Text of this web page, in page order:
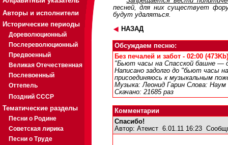
Авторы и исполнители
Исторические периоды
Дореволюционный
Послереволюционный
Предвоенный
Великая Отечественная
Послевоенный
Оттепель
Поздний СССР
Тематические разделы
Песни о Родине
Советская лирика
Песни о Труде
песней, для них существует
будут удаляться.
НАЗАД
Обсуждаем песню:
Без печалей и забот - 02:00 (473Kb)
"Бьют часы на Спасской башне —
Написано задолго до "бьют часы
присоединяюсь к музыкальным
Музыка: Леонид Гарин Слова:
Скачано: 21685 раз
Комментарии
Спасибо!
Автор: Атеист 6.01.11 16:23